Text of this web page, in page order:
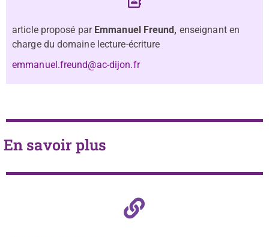
article proposé par Emmanuel Freund, enseignant en
charge du domaine lecture-écriture
emmanuel.freund@ac-dijon.fr
En savoir plus